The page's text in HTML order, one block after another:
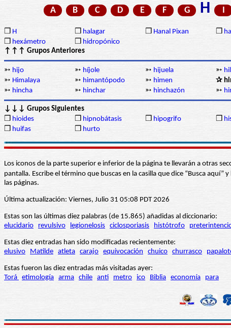
A B C D E F G H I
❒ H ❒ halagar ❒ Hanal Pixan ❒
❒ hexámetro ❒ hidropónico
↑↑↑ Grupos Anteriores
➳ hijo ➳ híjole ➳ hijuela ➳
➳ Himalaya ➳ himantópodo ➳ himen ✰
➳ hincha ➳ hinchar ➳ hinchazón ➳
↓↓↓ Grupos Siguientes
❒ hioides ❒ hipnobátasis ❒ hipogrifo ❒
❒ huifas ❒ hurto
Los iconos de la parte superior e inferior de la página te llevarán a otras
pantalla. Escribe el término que buscas en la casilla que dice “Busca
las páginas.
Última actualización: Viernes, Julio 31 05:08 PDT 2026
Estas son las últimas diez palabras (de 15.865) añadidas al diccionario:
elucidario
revulsivo legionelosis ciclosporiasis histótrofo
Estas diez entradas han sido modificadas recientemente:
elusivo
Matilde atleta carajo equivocación chuico churrasco
Estas fueron las diez entradas más visitadas ayer:
Torá etimología arma chile anti metro ico Biblia economía para